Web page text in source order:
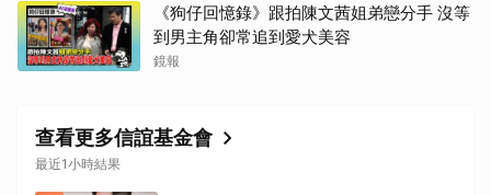
《狗仔回憶錄》跟拍陳文茜姐弟戀分手 沒等
到男主角卻常追到愛犬美容
鏡報
查看更多信誼基金會
最近1小時結果